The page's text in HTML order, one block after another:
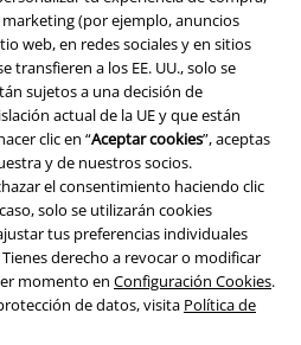
(por ejemplo, anuncios
web, en redes sociales y en sitios
transfieren a los EE. UU., solo se
sujetos a una decisión de
actual de la UE y que están
clic en “Aceptar cookies”, aceptas
y de nuestros socios.
el consentimiento haciendo clic
solo se utilizarán cookies
tus preferencias individuales
Tienes derecho a revocar o modificar
momento en Configuración Cookies.
de datos, visita Política de
del medioambiente